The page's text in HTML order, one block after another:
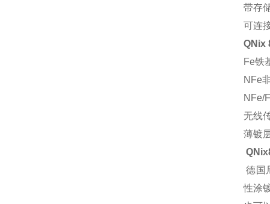
带存
可连
QNix
Fe铁
NFe
NFe/
无线
薄镀
德国
性涂